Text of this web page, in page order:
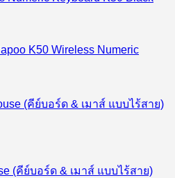
K50 Wireless Numeric
(คีย์บอร์ด & เมาส์ แบบไร้สาย)